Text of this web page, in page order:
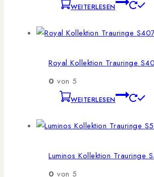
WEITERLESEN
Royal Kollektion Trauringe
0 von 5
WEITERLESEN
Luminos Kollektion Trauringe
0 von 5